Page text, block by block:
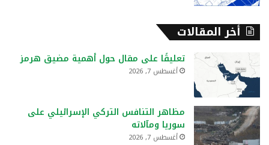
أخر المقالات
تعليقًا على مقال حول أهمية مضيق هرمز
أغسطس 7, 2026
مظاهر التنافس التركي الإسرائيلي على
سوريا ومآلاته
أغسطس 7, 2026